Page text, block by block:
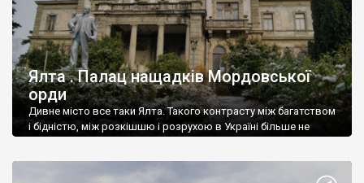
Ялта . Палац нащадків Мордовської
орди
Дивне місто все таки Ялта. Такого контрасту між багатством
і бідністю, між розкішшю і розрухою в Україні більше не